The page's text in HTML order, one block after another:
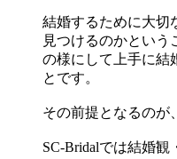
結婚するために大切
見つけるのかという
の様にして上手に結
とです。
その前提となるのが、
SC-Bridalでは結婚